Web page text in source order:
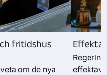
fritidshus
om de nya